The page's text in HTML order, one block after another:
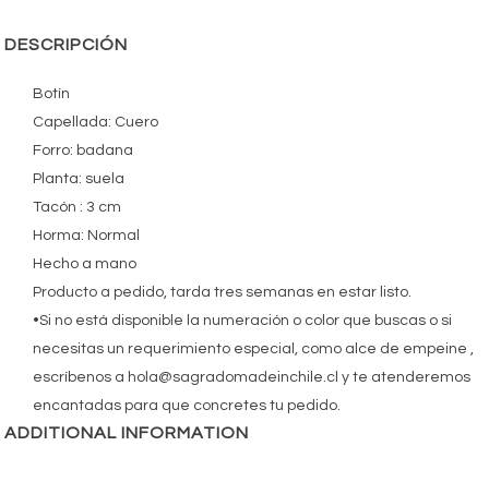
DESCRIPCIÓN
Botín
Capellada: Cuero
Forro: badana
Planta: suela
Tacón : 3 cm
Horma: Normal
Hecho a mano
Producto a pedido, tarda tres semanas en estar listo.
•Si no está disponible la numeración o color que buscas o si
necesitas un requerimiento especial, como alce de empeine ,
escríbenos a hola@sagradomadeinchile.cl y te atenderemos
encantadas para que concretes tu pedido.
ADDITIONAL INFORMATION